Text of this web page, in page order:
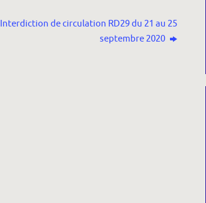
Interdiction de circulation RD29 du 21 au 25
septembre 2020